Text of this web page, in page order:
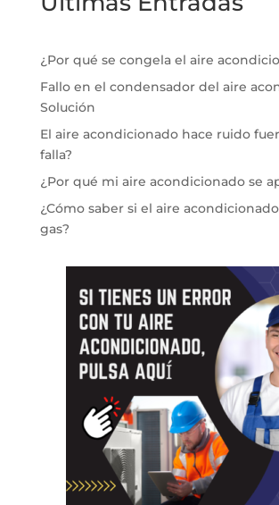
¿Por qué se congela el aire
Fallo en el condensador del aire
Solución
El aire acondicionado hace ruido
falla?
¿Por qué mi aire acondicionado se
¿Cómo saber si el aire
gas?